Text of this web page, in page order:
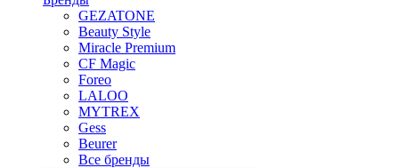
GEZATONE
Beauty Style
Miracle Premium
CF Magic
Foreo
LALOO
MYTREX
Gess
Beurer
Все бренды